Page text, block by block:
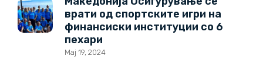
врати од спортските игри на
финансиски институции со 6
пехари
Мај 19, 2024